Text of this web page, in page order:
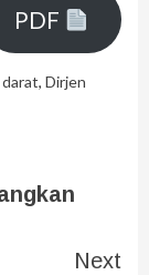
PDF
, Dirjen
Next